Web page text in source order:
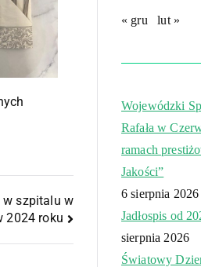
w szpitalu w
2024 roku
« gru lut »
Wojewódzki
Rafała w
ramach
Jakości”
6 sierpnia 2026
Jadłospis od
sierpnia 2026
Światowy